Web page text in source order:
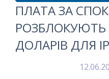
ПЛАТА ЗА
РОЗБЛОКУЮТЬ
ДОЛАРІВ ДЛЯ